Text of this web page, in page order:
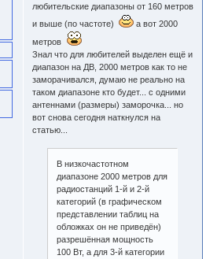
любительские диапазоны от 160 метров
и выше (по частоте)
а вот 2000
метров
Знал что для любителей выделен ещё и
диапазон на ДВ, 2000 метров как то не
заморачивался, думаю не реально на
таком диапазоне кто будет... с одними
антеннами (размеры) заморочка... но
вот снова сегодня наткнулся на
статью...
В низкочастотном
диапазоне 2000 метров для
радиостанций 1-й и 2-й
категорий (в графическом
представлении таблиц на
обложках он не приведён)
разрешённая мощность
100 Вт, а для 3-й категории